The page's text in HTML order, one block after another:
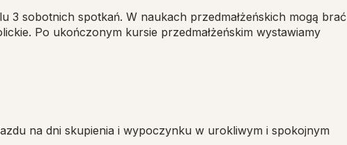
3 sobotnich spotkań. W naukach przedmałżeńskich mogą brać
Po ukończonym kursie przedmałżeńskim wystawiamy
na dni skupienia i wypoczynku w urokliwym i spokojnym